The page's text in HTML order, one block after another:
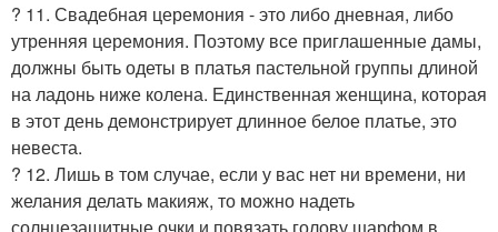
? 11. Свадебная церемония - это либо дневная, либо
утренняя церемония. Поэтому все приглашенные дамы,
должны быть одеты в платья пастельной группы длиной
на ладонь ниже колена. Единственная женщина, которая
в этот день демонстрирует длинное белое платье, это
невеста.
? 12. Лишь в том случае, если у вас нет ни времени, ни
желания делать макияж, то можно надеть